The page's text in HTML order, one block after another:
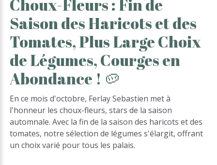
Choux-Fleurs: Finde
SaisondesHaricotsetdes
Tomates,PlusLargeChoix
deLégumes,Courgesen
Abondance ! 🥔
En ce mois d'octobre, Ferlay Sebastien met à
l'honneur les choux-fleurs, stars de la saison
automnale. Avec la fin de la saison des haricots et des
tomates, notre sélection de légumes s'élargit, offrant
un choix varié pour tous les palais.